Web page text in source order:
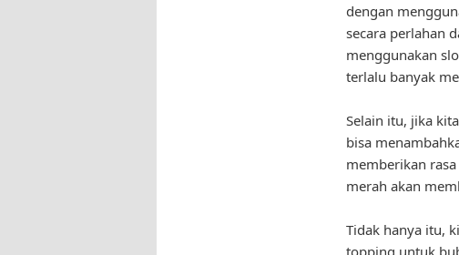
dengan
secara perlahan
menggunakan
terlalu banyak
Selain itu, jika
bisa
memberikan
merah akan
Tidak hanya itu,